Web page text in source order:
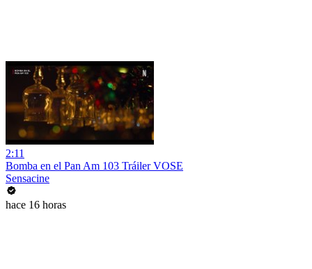
2:11
Bomba en el Pan Am 103 Tráiler VOSE
Sensacine
hace 16 horas